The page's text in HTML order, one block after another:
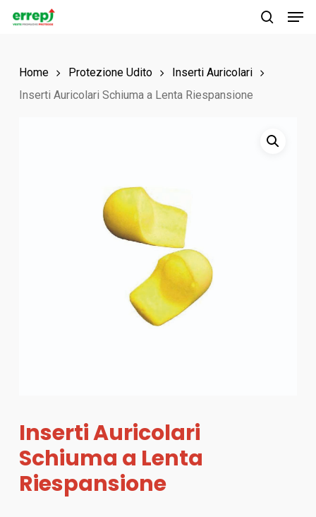
Skip
contentHome Protezione Udito
Inserti Auricolari
Inserti Auricolari Schiuma a Lenta Riespansione
Inserti Auricolari
Schiuma a Lenta
Riespansione